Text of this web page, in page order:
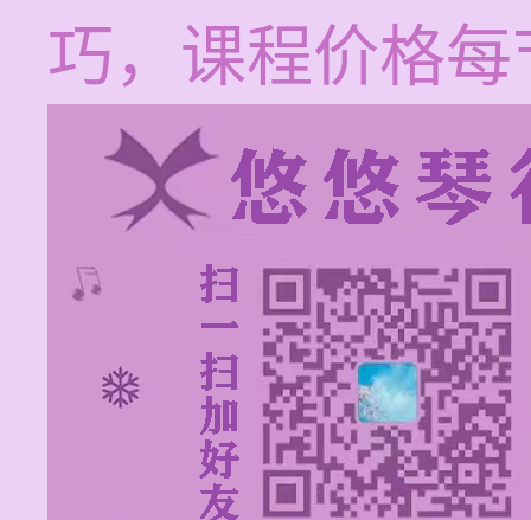
巧，课程价格